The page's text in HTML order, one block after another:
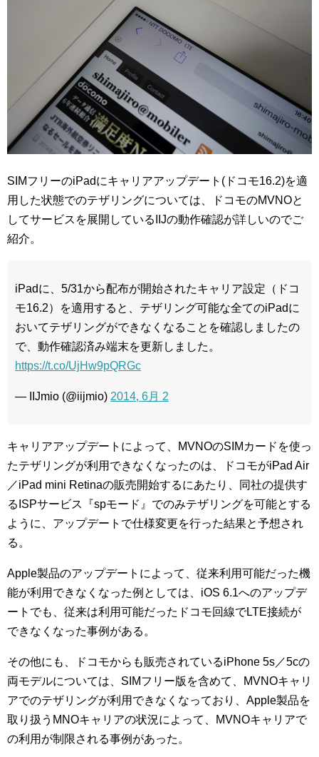
SIMフリーのiPadにキャリアアップデート(ドコモ16.2)を適
用した状態でのテザリングについては、ドコモのMVNOと
してサービスを展開しているIIJの動作確認が詳しいのでご
紹介。
iPadに、5/31から配布が開始されたキャリア設定（ドコ
モ16.2）を適用すると、テザリング可能な全てのiPadに
おいてテザリングができなくなることを確認しましたの
で、動作確認済み端末を更新しました。
https://t.co/UjHw9pQRGc
— IIJmio (@iijmio) 2014, 6月 2
キャリアアップデートによって、MVNOのSIMカードを使っ
たテザリングが利用できなくなったのは、ドコモがiPad Air
／iPad mini Retinaの販売開始するにあたり、同社の提供す
るISPサービス『spモード』でのみテザリングを可能とする
ように、アップデートで仕様変更を行った結果と予想され
る。
Apple製品のアップデートによって、従来利用可能だった機
能が利用できなくなった例としては、iOS 6.1へのアップデ
ートでも、従来は利用可能だったドコモ回線でLTE接続が
できなくなった事例がある。
その他にも、ドコモからも販売されているiPhone 5s／5cの
両モデルについては、SIMフリー版を含めて、MVNOキャリ
アでのテザリングが利用できなくなっており、Apple製品を
取り扱うMNOキャリアの状況によって、MVNOキャリアで
の利用が制限される事例があった。